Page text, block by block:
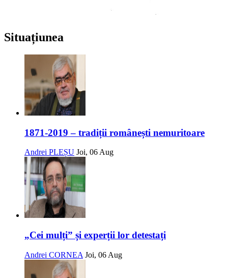
Situațiunea
1871-2019 – tradiții românești nemuritoare
Andrei PLEȘU Joi, 06 Aug
„Cei mulți” și experții lor detestați
Andrei CORNEA Joi, 06 Aug